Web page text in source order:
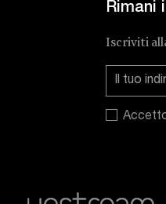
Rimani
Iscriviti